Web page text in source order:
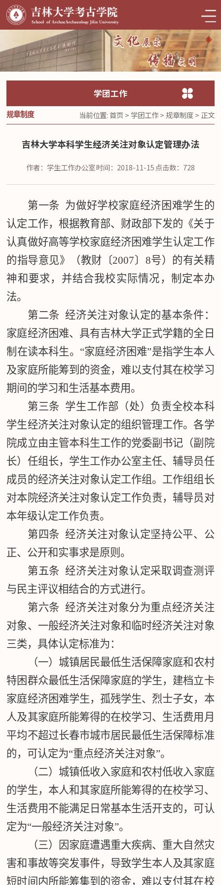
学团工作
规章制度 当前位置: 首页> 学团工作>规章制度> 正文
吉林大学本科学生经济关注对象认定管理办法
作者：学生工作办公室时间：2018-11-15点击数： 728
第一条 为做好学校家庭经济困难学生的
认定工作，根据教育部、财政部下发的《关于
认真做好高等学校家庭经济困难学生认定工作
的指导意见》（教财〔2007〕8号）的有关精
神和要求，并结合我校实际情况，制定本办
法。
第二条 经济关注对象认定的基本条件：
家庭经济困难、具有吉林大学正式学籍的全日
制在读本科生。“家庭经济困难”是指学生本人
及家庭所能筹到的资金，难以支付其在校学习
期间的学习和生活基本费用。
第三条 学生工作部（处）负责全校本科
学生经济关注对象认定的组织管理工作。各学
院成立由主管本科生工作的党委副书记（副院
长）任组长，学生工作办公室主任、辅导员任
成员的经济关注对象认定工作组。工作组组长
对本院经济关注对象认定工作负责，辅导员对
本年级认定工作负责。
第四条 经济关注对象认定坚持公平、公
正、公开和实事求是原则。
第五条 经济关注对象认定采取调查测评
与民主评议相结合的方式进行。
第六条 经济关注对象分为重点经济关注
对象、一般经济关注对象和临时经济关注对象
三类，具体认定标准为：
（一）城镇居民最低生活保障家庭和农村
特困群众最低生活保障家庭的学生，建档立卡
家庭经济困难学生，孤残学生、烈士子女，本
人及其家庭所能筹得的在校学习、生活费用月
平均不超过长春市城市居民最低生活保障标准
的，可认定为“重点经济关注对象”。
（二）城镇低收入家庭和农村低收入家庭
的学生，本人和其家庭所能筹得的在校学习、
生活费用不能满足日常基本生活开支的，可认
定为“一般经济关注对象”。
（三）因家庭遭遇重大疾病、重大自然灾
害和事故等突发事件，导致学生本人及其家庭
短时间内所能筹集到的资金，难以支付其在校